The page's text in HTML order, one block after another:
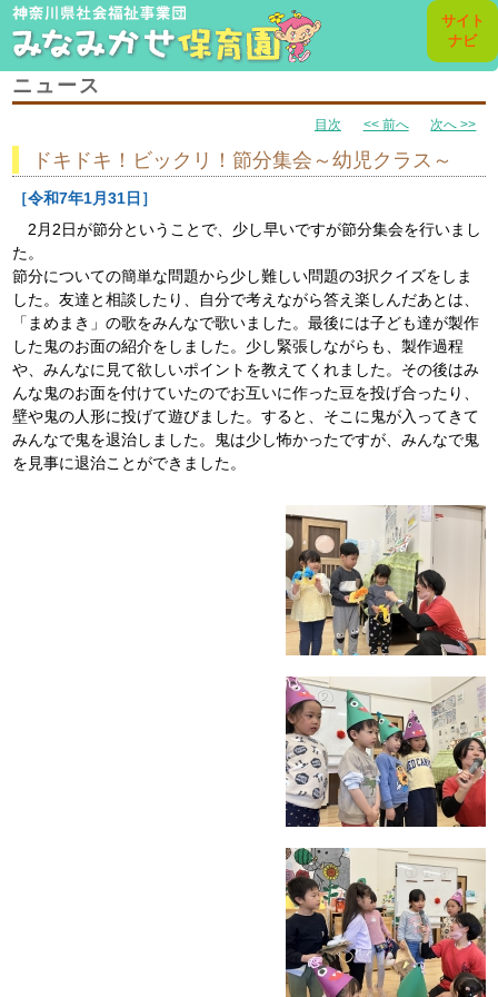
サイト
ナビ
ニュース
目次 << 前へ 次へ >>
ドキドキ！ビックリ！節分集会～幼児クラス～
［令和7年1月31日］
2月2日が節分ということで、少し早いですが節分集会を行いまし
た。
節分についての簡単な問題から少し難しい問題の3択クイズをしま
した。友達と相談したり、自分で考えながら答え楽しんだあとは、
「まめまき」の歌をみんなで歌いました。最後には子ども達が製作
した鬼のお面の紹介をしました。少し緊張しながらも、製作過程
や、みんなに見て欲しいポイントを教えてくれました。その後はみ
んな鬼のお面を付けていたのでお互いに作った豆を投げ合ったり、
壁や鬼の人形に投げて遊びました。すると、そこに鬼が入ってきて
みんなで鬼を退治しました。鬼は少し怖かったですが、みんなで鬼
を見事に退治ことができました。